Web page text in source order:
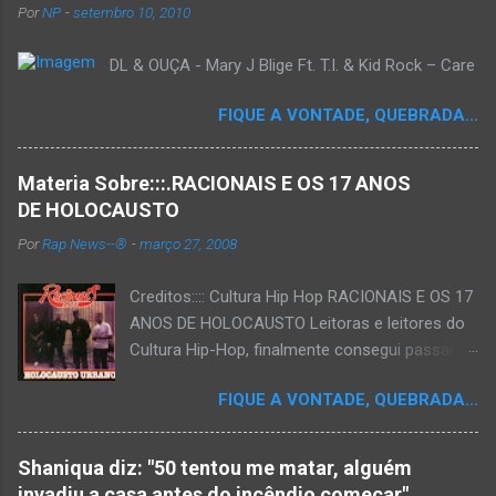
m
m
á
i
o
PorNP -setembro 10, 2010
DL & OUÇA - Mary J Blige Ft. T.I. & Kid Rock – Care
FIQUE A VONTADE, QUEBRADA...
Materia Sobre:::.RACIONAIS E OS 17 ANOS
DE HOLOCAUSTO
PorRap News--® -março 27, 2008
Creditos:::: Cultura Hip Hop RACIONAIS E OS 17
ANOS DE HOLOCAUSTO Leitoras e leitores do
Cultura Hip-Hop, finalmente consegui passar
que há muito tempo vinha maturando: uma
espécie de "ensaio-tributo" ao disco mais
importante do rap brasileiro, que completará 17
anos agora em 2008. Falo de "Holocausto
FIQUE A VONTADE, QUEBRADA...
Shaniqua diz: "50 tentou me matar, alguém